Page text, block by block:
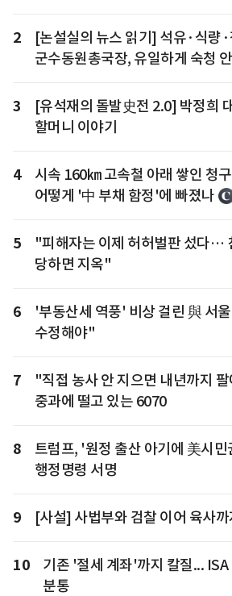
2
[논설실의 뉴스 읽기] 석유·식량
군수동원총국장, 유일하게 숙청
3
[유석재의 돌발史전 2.0] 박정희
할머니 이야기
4
시속 160㎞ 고속철 아래 쌓인 청
어떻게 '中 부채 함정'에 빠졌나
5
"피해자는 이제 허허벌판 섰다…
당하면 지옥"
6
'부동산세 역풍' 비상 걸린 與 서
수정해야"
7
"직접 농사 안 지으면 내년까지
중과에 떨고 있는 6070
8
트럼프, '원정 출산 아기에 美시
행정명령 서명
9 [사설] 사법부와 검찰 이어 육사
10
기존 '절세 계좌'까지 칼질...
분통